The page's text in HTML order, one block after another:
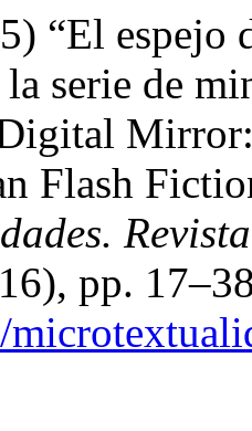
“El
serie de
Flash
pp.